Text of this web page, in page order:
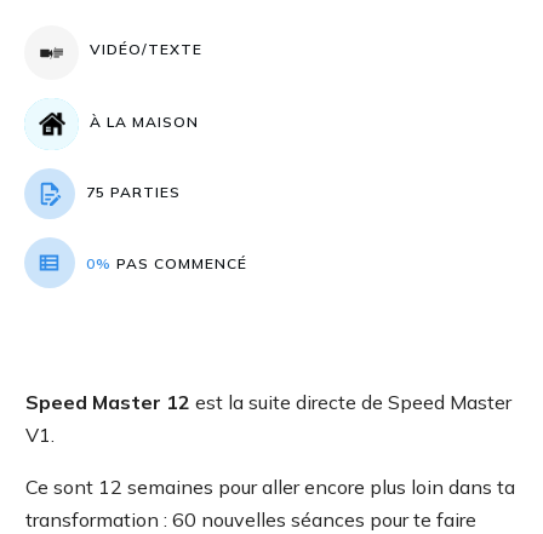
VIDÉO/TEXTE
À LA MAISON
75 PARTIES
0% PAS COMMENCÉ
Speed Master 12 est la suite directe de Speed Master
V1.
Ce sont 12 semaines pour aller encore plus loin dans ta
transformation : 60 nouvelles séances pour te faire